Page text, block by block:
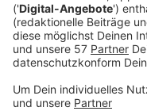
Kurz vor Beginn der
Stadt Aachen
gemeinsames
mitgeteilt - sowohl
Nachbarschaft.